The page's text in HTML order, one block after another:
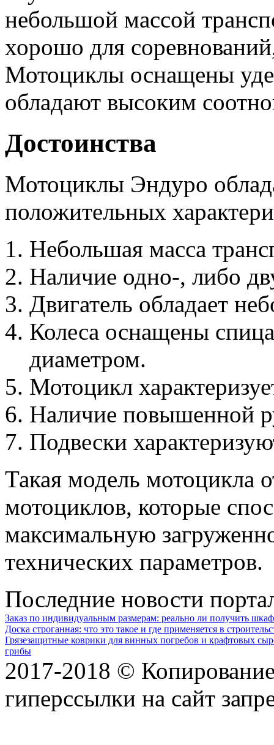
небольшой массой
хорошо для
Мотоциклы оснащены
обладают высоким
Достоинства
Мотоциклы Эндуро
положительных
Небольшая масса
Наличие одно-, либо
Двигатель обладает
Колеса оснащены
диаметром.
Мотоцикл
Наличие повышенной
Подвески
Такая модель мотоцикла
мотоциклов, которые
максимальную
технических параметров.
Последние новости
Заказ по индивидуальным размерам: реально ли получить
Доска строганная: что это такое и где применяется в
Грязезащитные коврики для винных погребов и крафтовых
грибы
2017-2018 ©
гиперссылки на сайт